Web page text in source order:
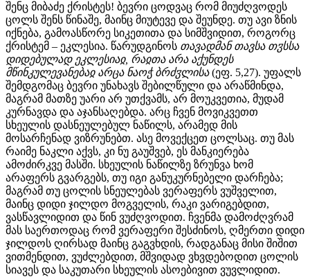
შენც მიბაძე ქრისტეს! ბევრი ცოდვაც რომ მიუძღვოდეს
ცოლს შენს წინაშე, მაინც მიუტევე და შეუნდე. თუ ავი ზნის
იქნება, გამოასწორე სიკეთითა და სიმშვიდით, როგორც
ქრისტემ – ეკლესია. წარუდგინოს თავადმან თავსა თჳსსა
დიდებულად ეკლესიაჲ, რაჲთა არა აქუნდეს
მწინკულევანებაჲ არცა ნაოჭ ბრძჳლისა(ეფ. 5,27). უფალს
შემდგომაც ბევრი უნახავს შებილწული და არაწმინდა,
მაგრამ მათზე უარი არ უთქვამს, არ მოუკვეთია, მუდამ
კურნავდა და აჯანსაღებდა. არც ჩვენ მოვიკვეთთ
სხეულის დასნეულებულ ნაწილს, არამედ მის
მოსარჩენად ვიზრუნებთ. ასე მოვექცეთ ცოლსაც. თუ მას
რაიმე ნაკლი აქვს, კი ნუ გაუშვებ, ეს მანკიერება
ამოძირკვე მასში. სხეულის ნაწილზე ზრუნვა ხომ
არაფერს გვარგებს, თუ იგი განუკურნებელი დარჩება;
მაგრამ თუ ცოლის სნეულებას ვერაფერს ვუშველით,
მაინც დიდი ჯილდო მოგველის, რაკი ვარიგებდით,
ვასწავლიდით და წინ ვუძღვოდით. ჩვენმა დამოძღვრამ
მას საერთოდაც რომ ვერაფერი შესძინოს, ღმერთი დიდი
ჯილდოს ღირსად მაინც გაგვხდის, რადგანაც მისი შიშით
ვითმენდით, ვუძლებდით, მშვიდად ვხვდებოდით ცოლის
სიავეს და საკუთარი სხეულის ასოებივით ვუვლიდით.